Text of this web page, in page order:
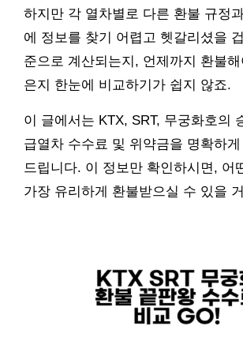
하지만 각 열차별로 다른 환불 규정
에 정보를 찾기 어렵고 헷갈리셨을
준으로 계산되는지, 언제까지 환불
은지 한눈에 비교하기가 쉽지 않죠.
이 글에서는 KTX, SRT, 무궁화호의
급열차 수수료 및 위약금을 명확하
드립니다. 이 정보만 확인하시면, 어
가장 유리하게 환불받으실 수 있을